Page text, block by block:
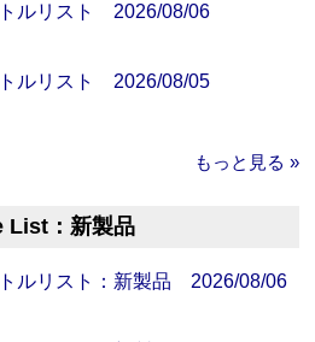
ルリスト 2026/08/06
ルリスト 2026/08/05
もっと見る »
List：新製品
ルリスト：新製品 2026/08/06